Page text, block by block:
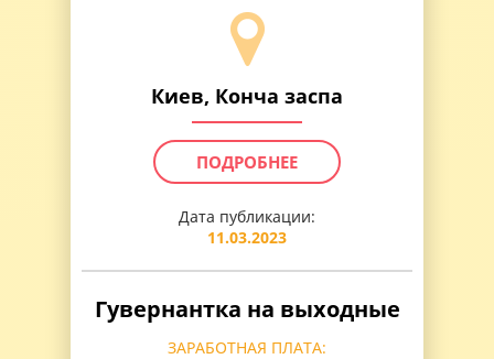
Киев, Конча заспа
ПОДРОБНЕЕ
Дата публикации:
11.03.2023
Гувернантка на выходные
ЗАРАБОТНАЯ ПЛАТА: